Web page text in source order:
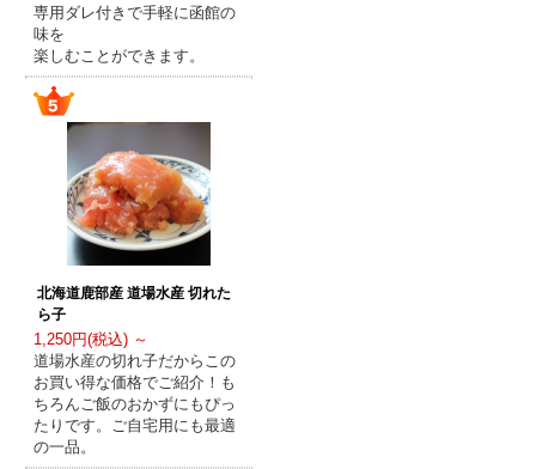
専用ダレ付きで手軽に函館の
味を
楽しむことができます。
北海道鹿部産 道場水産 切れた
ら子
1,250円(税込) ～
道場水産の切れ子だからこの
お買い得な価格でご紹介！も
ちろんご飯のおかずにもぴっ
たりです。ご自宅用にも最適
の一品。